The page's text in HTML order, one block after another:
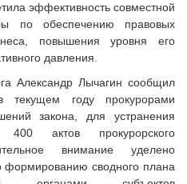
эффективность совместной
по обеспечению правовых
повышения уровня его
давления.
Александр Лычагин сообщил
году прокурорами
закона, для устранения
актов прокурорского
внимание уделено
формированию сводного плана